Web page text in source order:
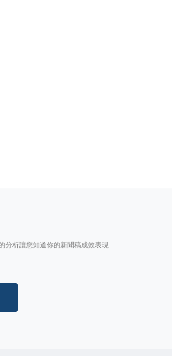
分析讓您知道你的新聞稿成效表現